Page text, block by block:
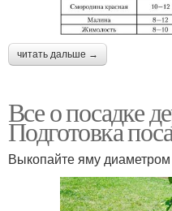
читать дальше →
Все о посадке
Подготовка
Выкопайте яму